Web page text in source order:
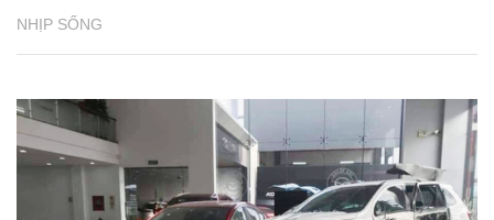
NHỊP SỐNG